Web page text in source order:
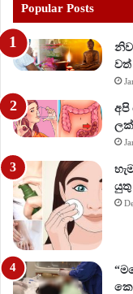
Popular Posts
අපි
යුතු